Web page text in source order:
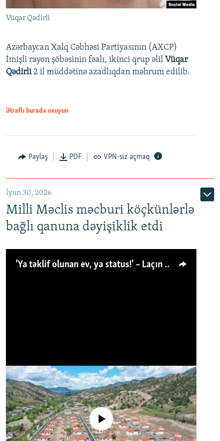
Vüqar Qədirli
Azərbaycan Xalq Cəbhəsi Partiyasının (AXCP)
İmişli rayon şöbəsinin fəalı, ikinci qrup əlil Vüqar
Qədirli2 il müddətinə azadlıqdan məhrum edilib.
Ətraflı burada oxuyun
Paylaş PDF VPN-siz açmaq
İyun 30, 2026
Milli Məclis məcburi köçkünlərlə
bağlı qanuna dəyişiklik etdi
'Ya təklif olunan ev, ya status!' – Laçın köçkünü: 'Laçından başqa heç hara!'
No media source currently available